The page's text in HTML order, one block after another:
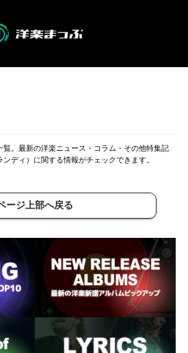
。最新の洋楽ニュース・コラム・その他特集記
ディ）に関する情報がチェックできます。
ージ上部へ戻る